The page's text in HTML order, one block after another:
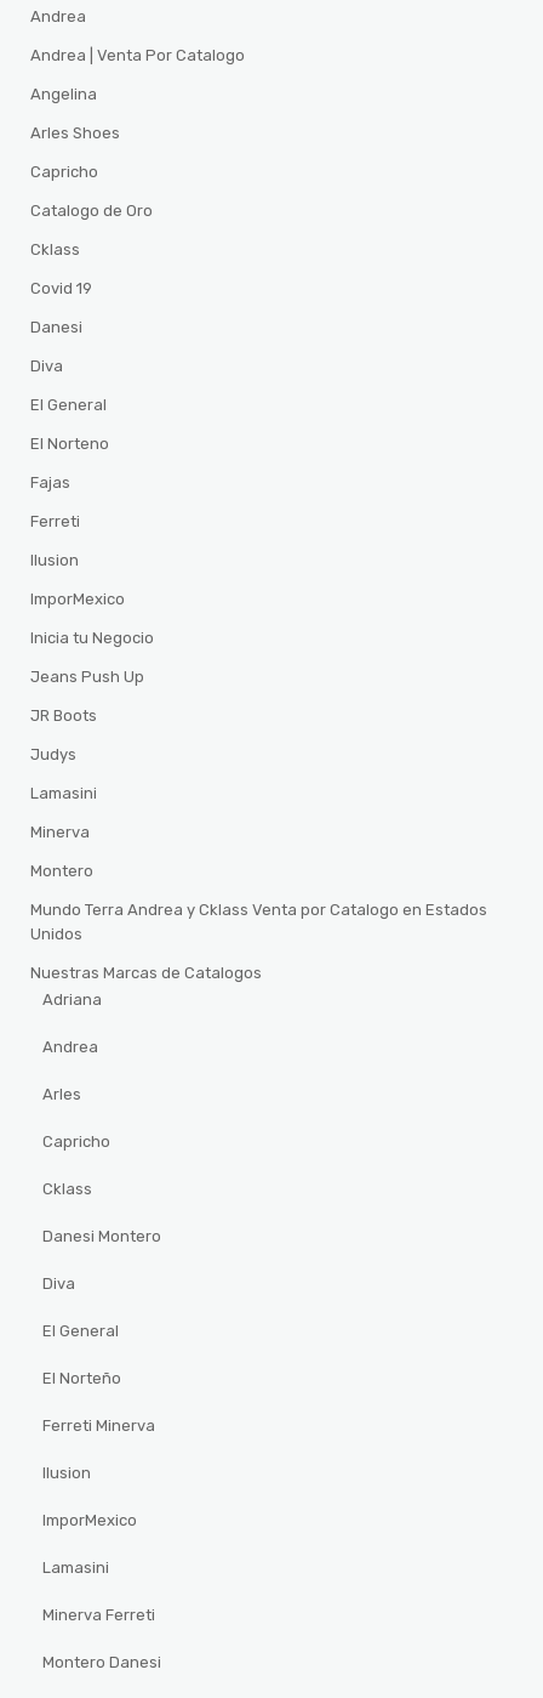
Andrea
Andrea | Venta Por Catalogo
Angelina
Arles Shoes
Capricho
Catalogo de Oro
Cklass
Covid 19
Danesi
Diva
El General
El Norteno
Fajas
Ferreti
Ilusion
ImporMexico
Inicia tu Negocio
Jeans Push Up
JR Boots
Judys
Lamasini
Minerva
Montero
Mundo Terra Andrea y Cklass Venta por Catalogo en Estados
Unidos
Nuestras Marcas de Catalogos
Adriana
Andrea
Arles
Capricho
Cklass
Danesi Montero
Diva
El General
El Norteño
Ferreti Minerva
Ilusion
ImporMexico
Lamasini
Minerva Ferreti
Montero Danesi